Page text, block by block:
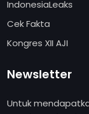
IndonesiaLeaks
Cek Fakta
Kongres XII AJI
Newsletter
Untuk